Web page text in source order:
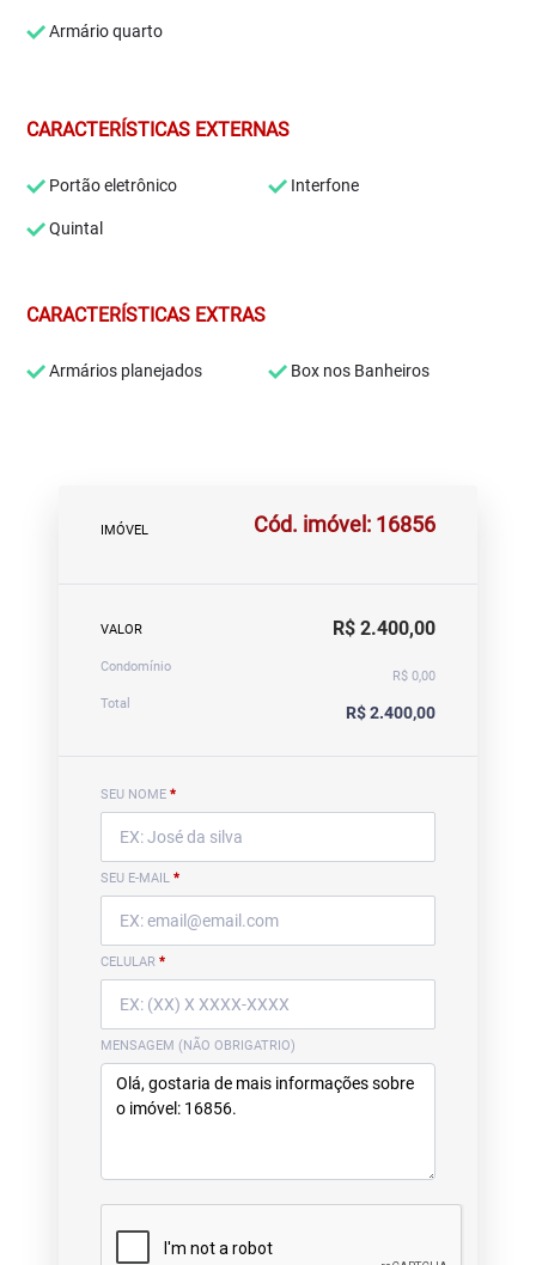
Armário quarto
CARACTERÍSTICAS EXTERNAS
Portão eletrônico Interfone
Quintal
CARACTERÍSTICAS EXTRAS
Armários planejados Box nos Banheiros
IMÓVEL Cód. imóvel: 16856
VALOR R$ 2.400,00
Condomínio
R$ 0,00
Total
R$ 2.400,00
SEU NOME *
SEU E-MAIL *
CELULAR *
MENSAGEM (NÃO OBRIGATRIO)